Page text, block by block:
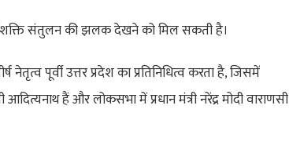
शक्ति संतुलन की झलक देखने को मिल सकती है।
नेतृत्व पूर्वी उत्तर प्रदेश का प्रतिनिधित्व करता है, जिसमें
हैं और लोकसभा में प्रधान मंत्री नरेंद्र मोदी वाराणसी